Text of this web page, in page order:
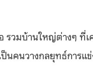
วมบ้านใหญ่ต่างๆ ที่เ
นคนวางกลยุทธ์การ